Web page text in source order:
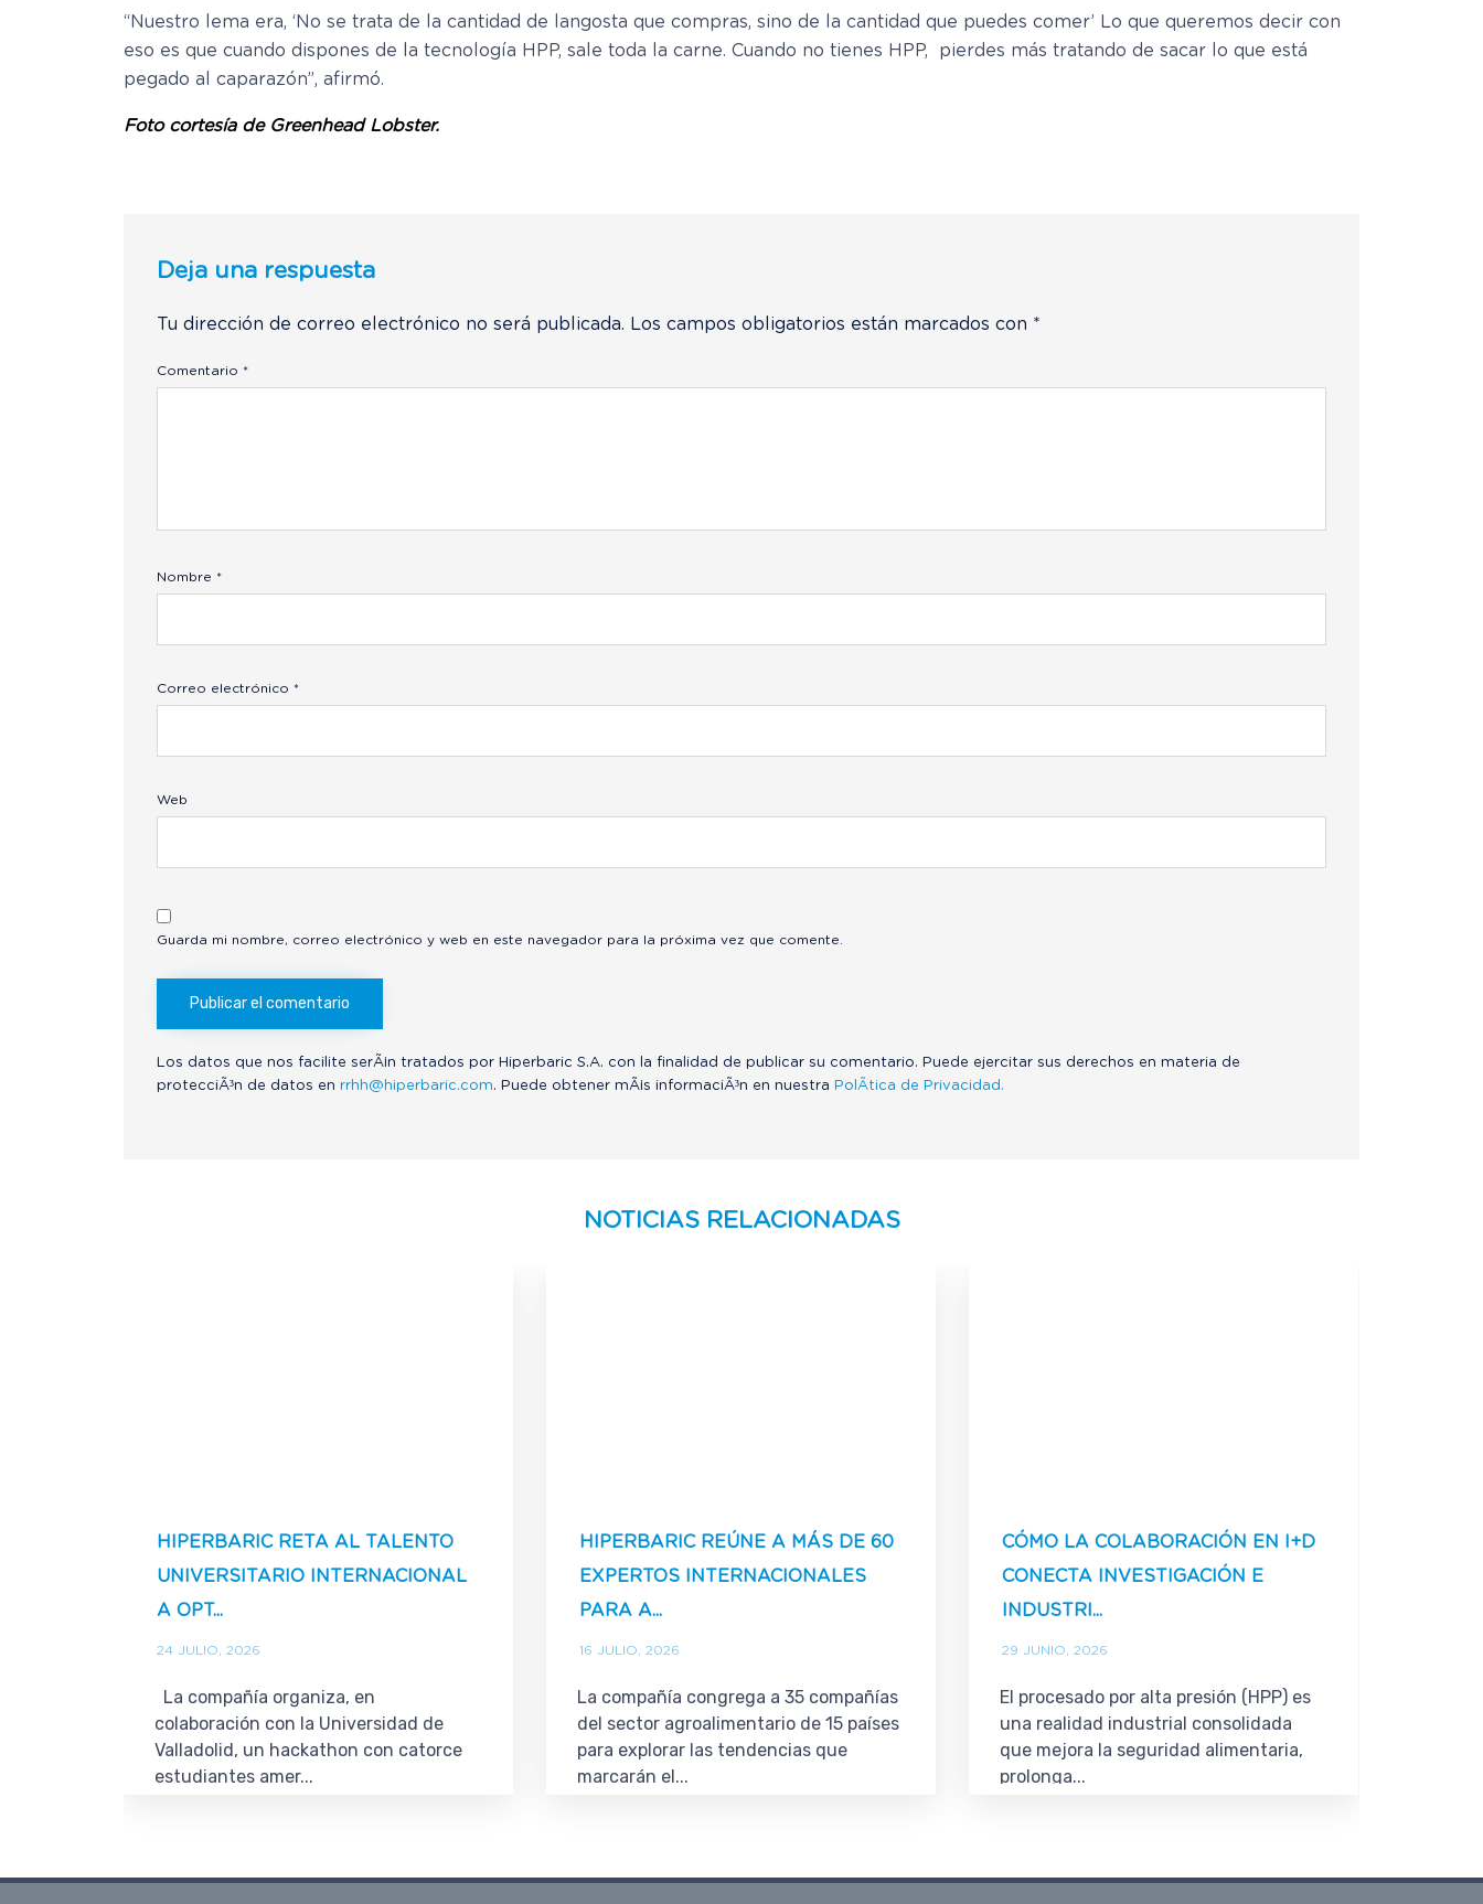
“Nuestro lema era, ‘No se trata de la cantidad de langosta que compras, sino de la cantidad que puedes comer’ Lo que queremos decir con
eso es que cuando dispones de la tecnología HPP, sale toda la carne. Cuando no tienes HPP, pierdes más tratando de sacar lo que está
pegado al caparazón”, afirmó.
Foto cortesía de Greenhead Lobster.
Deja una respuesta
Tu dirección de correo electrónico no será publicada. Los campos obligatorios están marcados con *
Comentario *
Nombre *
Correo electrónico *
Web
Guarda mi nombre, correo electrónico y web en este navegador para la próxima vez que comente.
Los datos que nos facilite serÃ¡n tratados por Hiperbaric S.A. con la finalidad de publicar su comentario. Puede ejercitar sus derechos en materia de
protecciÃ³n de datos en rrhh@hiperbaric.com. Puede obtener mÃ¡s informaciÃ³n en nuestra PolÃ­tica de Privacidad.
NOTICIAS RELACIONADAS
HIPERBARIC RETA AL TALENTO
UNIVERSITARIO INTERNACIONAL
A OPT...
24 JULIO, 2026
La compañía organiza, en
colaboración con la Universidad de
Valladolid, un hackathon con catorce
estudiantes amer...
HIPERBARIC REÚNE A MÁS DE 60
EXPERTOS INTERNACIONALES
PARA A...
16 JULIO, 2026
La compañía congrega a 35 compañías
del sector agroalimentario de 15 países
para explorar las tendencias que
marcarán el...
CÓMO LA COLABORACIÓN EN I+D
CONECTA INVESTIGACIÓN E
INDUSTRI...
29 JUNIO, 2026
El procesado por alta presión (HPP) es
una realidad industrial consolidada
que mejora la seguridad alimentaria,
prolonga...